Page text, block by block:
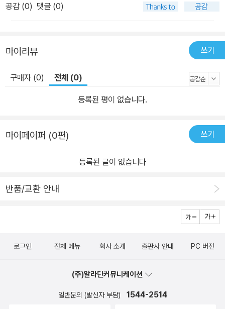
공감 (0) 댓글 (0)
마이리뷰 쓰기
구매자 (0) 전체 (0)
등록된 평이 없습니다.
마이페이퍼 (0편) 쓰기
등록된 글이 없습니다
반품/교환 안내
로그인 전체 메뉴 회사 소개 출판사 안내 PC 버전
(주)알라딘커뮤니케이션
일반문의 (발신자 부담) 1544-2514